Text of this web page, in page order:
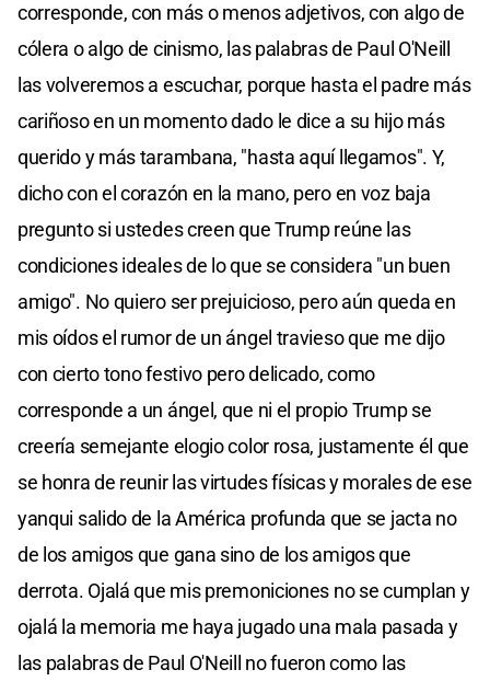
corresponde, con más o menos adjetivos, con algo de
cólera o algo de cinismo, las palabras de Paul O'Neill
las volveremos a escuchar, porque hasta el padre más
cariñoso en un momento dado le dice a su hijo más
querido y más tarambana, "hasta aquí llegamos". Y,
dicho con el corazón en la mano, pero en voz baja
pregunto si ustedes creen que Trump reúne las
condiciones ideales de lo que se considera "un buen
amigo". No quiero ser prejuicioso, pero aún queda en
mis oídos el rumor de un ángel travieso que me dijo
con cierto tono festivo pero delicado, como
corresponde a un ángel, que ni el propio Trump se
creería semejante elogio color rosa, justamente él que
se honra de reunir las virtudes físicas y morales de ese
yanqui salido de la América profunda que se jacta no
de los amigos que gana sino de los amigos que
derrota. Ojalá que mis premoniciones no se cumplan y
ojalá la memoria me haya jugado una mala pasada y
las palabras de Paul O'Neill no fueron como las